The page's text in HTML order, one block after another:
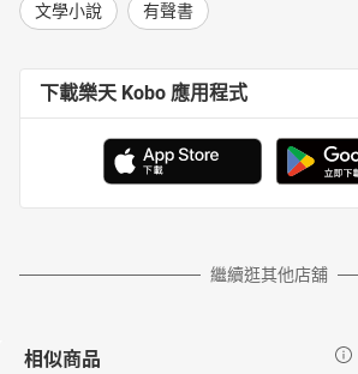
文學小說 有聲書
下載樂天 Kobo 應用程式
繼續逛其他店舖
相似商品